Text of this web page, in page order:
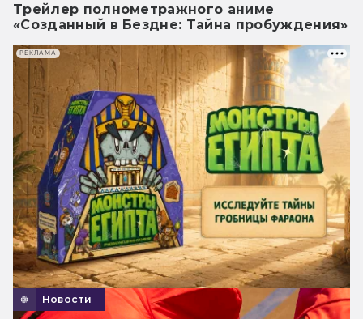
Трейлер полнометражного аниме
«Созданный в Бездне: Тайна пробуждения»
Новости
РЕКЛАМА